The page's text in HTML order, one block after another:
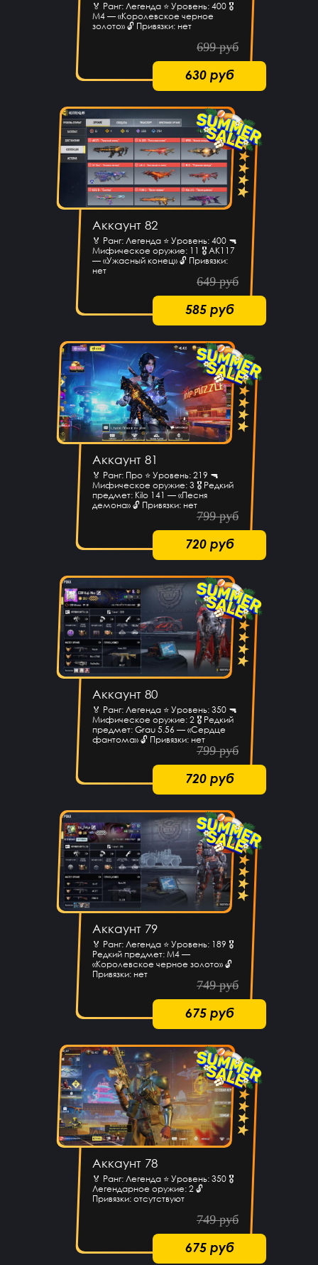
🏅 Ранг: Легенда ⭐ Уровень: 400 🎖
M4 — «Королевское черное
золото» 🔓 Привязки: нет
699 руб
630 руб
Аккаунт 82
🏅 Ранг: Легенда ⭐ Уровень: 400 🔫
Мифическое оружие: 11 🎖 AK117
— «Ужасный конец» 🔓 Привязки:
нет
649 руб
585 руб
Аккаунт 81
🏅 Ранг: Про ⭐ Уровень: 219 🔫
Мифическое оружие: 3 🎖 Редкий
предмет: Kilo 141 — «Песня
демона» 🔓 Привязки: нет
799 руб
720 руб
Аккаунт 80
🏅 Ранг: Легенда ⭐ Уровень: 350 🔫
Мифическое оружие: 2 🎖 Редкий
предмет: Grau 5.56 — «Сердце
фантома» 🔓 Привязки: нет
799 руб
720 руб
Аккаунт 79
🏅 Ранг: Легенда ⭐ Уровень: 189 🎖
Редкий предмет: M4 —
«Королевское черное золото» 🔓
Привязки: нет
749 руб
675 руб
Аккаунт 78
🏅 Ранг: Легенда ⭐ Уровень: 350 🎖
Легендарное оружие: 2 🔓
Привязки: отсутствуют
749 руб
675 руб